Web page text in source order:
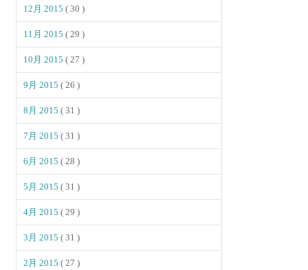
12月 2015( 30 )
11月 2015( 29 )
10月 2015( 27 )
9月 2015( 26 )
8月 2015( 31 )
7月 2015( 31 )
6月 2015( 28 )
5月 2015( 31 )
4月 2015( 29 )
3月 2015( 31 )
2月 2015( 27 )